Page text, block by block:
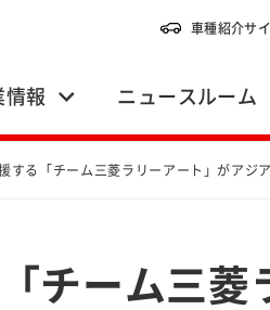
車種紹介サ
情報 ニュースルーム
する「チーム三菱ラリーアート」がアジ
チーム三菱